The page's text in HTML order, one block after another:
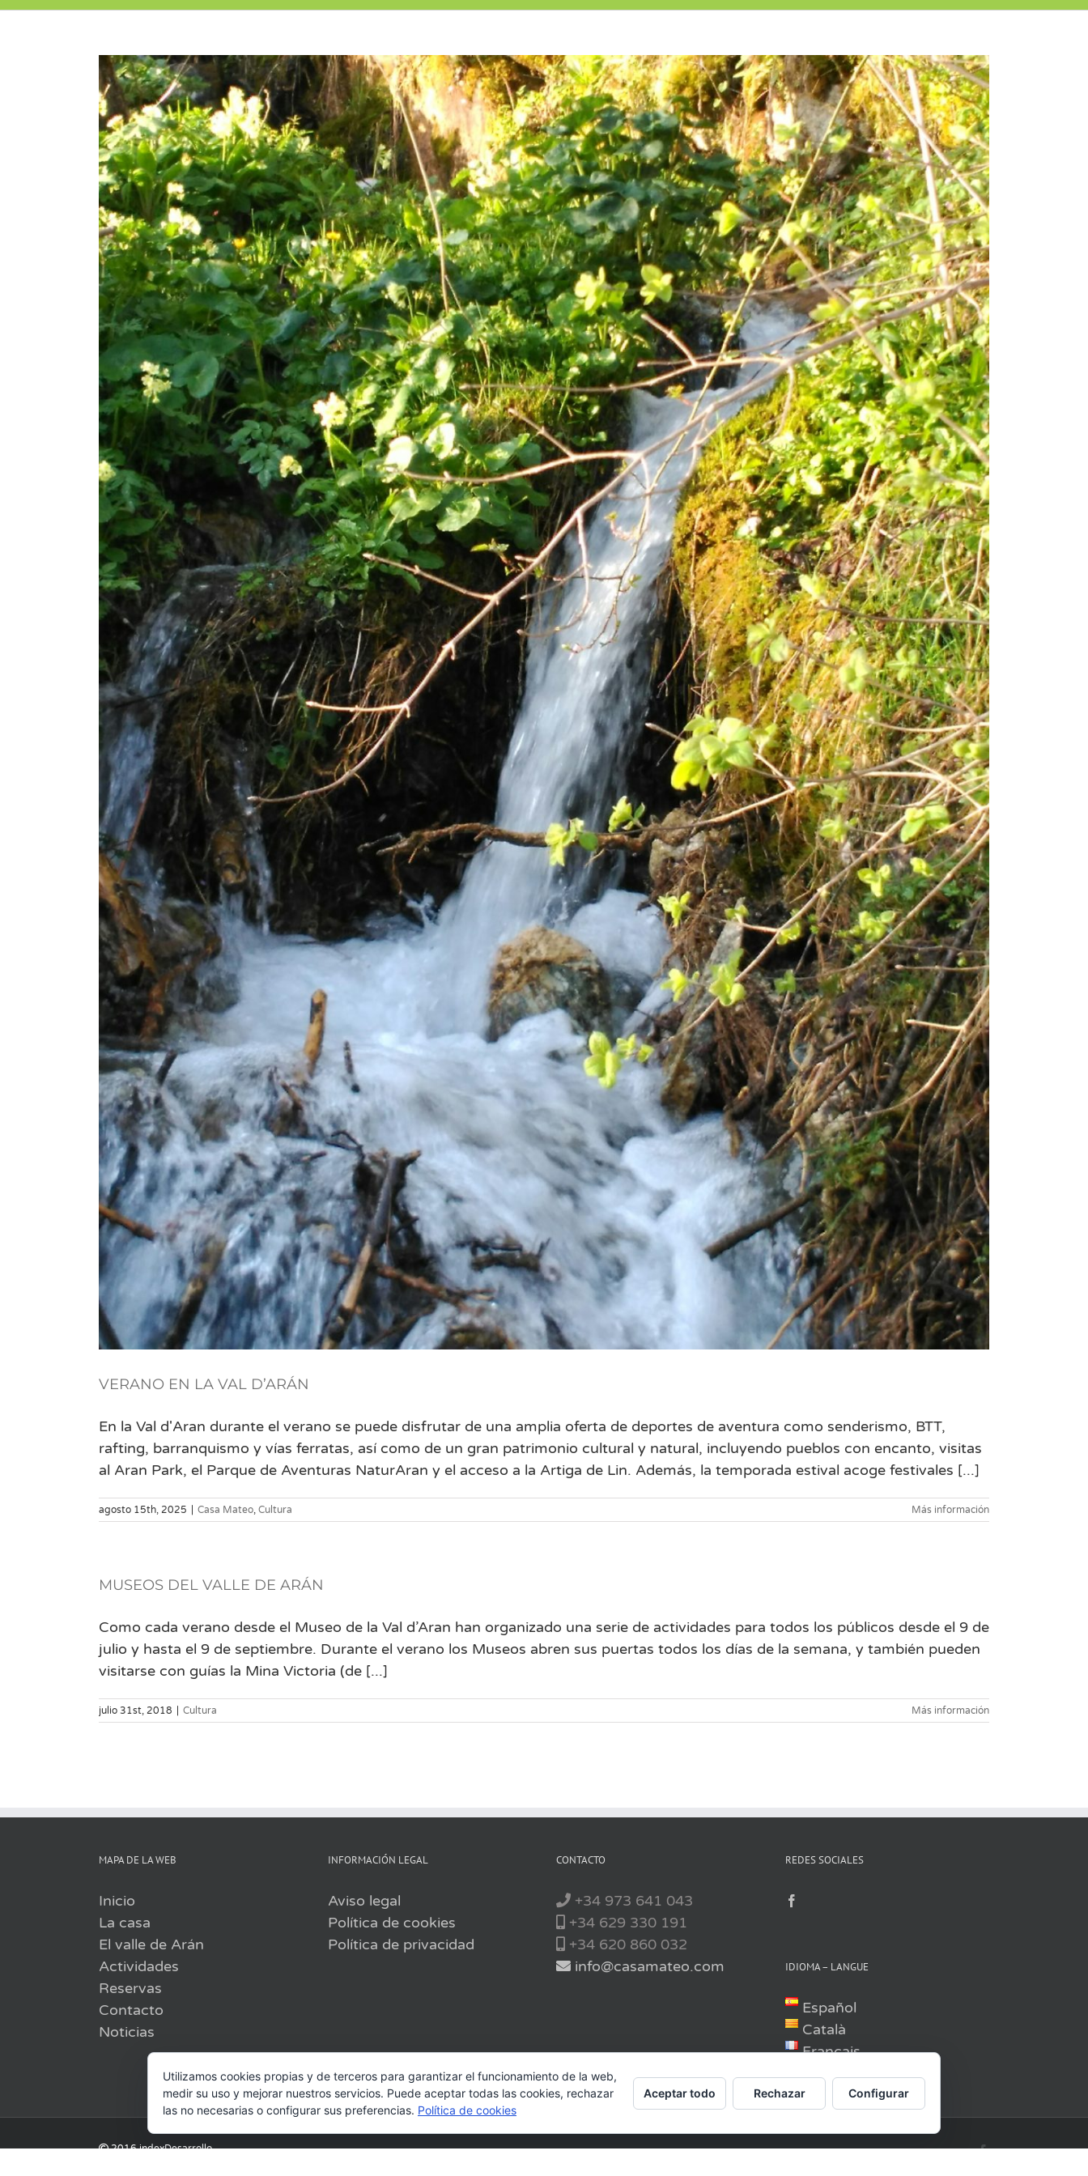
VERANO EN LA VAL D’ARÁN
En la Val d'Aran durante el verano se puede disfrutar de una amplia oferta de deportes de aventura como senderismo, BTT,
rafting, barranquismo y vías ferratas, así como de un gran patrimonio cultural y natural, incluyendo pueblos con encanto, visitas
al Aran Park, el Parque de Aventuras NaturAran y el acceso a la Artiga de Lin. Además, la temporada estival acoge festivales [...]
agosto 15th, 2025 | Casa Mateo Cultura Más información
MUSEOS DEL VALLE DE ARÁN
Como cada verano desde el Museo de la Val d’Aran han organizado una serie de actividades para todos los públicos desde el 9 de
julio y hasta el 9 de septiembre. Durante el verano los Museos abren sus puertas todos los días de la semana, y también pueden
visitarse con guías la Mina Victoria (de [...]
julio 31st, 2018 | Cultura Más información
MAPA DE LA WEB
Inicio
La casa
El valle de Arán
Actividades
Reservas
Contacto
Noticias
INFORMACIÓN LEGAL
Aviso legal
Política de cookies
Política de privacidad
CONTACTO
+34 973 641 043
+34 629 330 191
+34 620 860 032
info@casamateo.com
REDES SOCIALES
IDIOMA – LANGUE
Español
Català
Français
English
2016indexDesarrollo Facebook
Utilizamos cookies propias y de terceros para garantizar el funcionamiento de la web,
medir su uso y mejorar nuestros servicios. Puede aceptar todas las cookies, rechazar
las no necesarias o configurar sus preferencias. Política de cookies
Aceptar todo Rechazar Configurar